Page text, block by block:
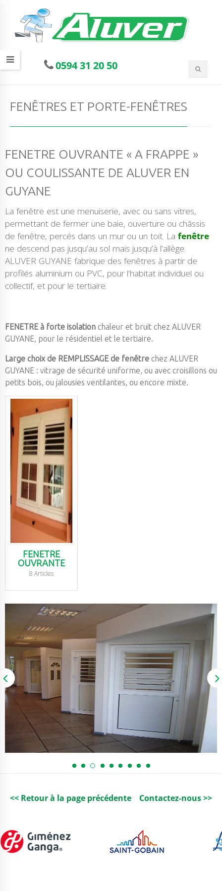
0594 31 20 50
FENÊTRES ET PORTE-FENÊTRES
FENETRE OUVRANTE « A FRAPPE »
OU COULISSANTE DE ALUVER EN
GUYANE
La fenêtre est une menuiserie, avec ou sans vitres,
permettant de fermer une baie, ouverture ou châssis
de fenêtre, percés dans un mur ou un toit. La fenêtre
ne descend pas jusqu’au sol mais jusqu’à l’allège.
ALUVER GUYANE fabrique des fenêtres à partir de
profilés aluminium ou PVC, pour l’habitat individuel ou
collectif, et pour le tertiaire.
FENETRE à forte isolation chaleur et bruit chez ALUVER
GUYANE, pour le résidentiel et le tertiaire.
Large choix de REMPLISSAGE de fenêtre chez ALUVER
GUYANE : vitrage de sécurité uniforme, ou avec croisillons ou
petits bois, ou jalousies ventilantes, ou encore mixte.
FENETRE
OUVRANTE
8 Articles
<< Retour à la page précédente Contactez-nous >>